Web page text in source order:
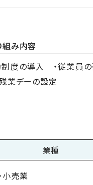
組み内容
制度の導入 ・従業員
業デーの設定
業種
小売業